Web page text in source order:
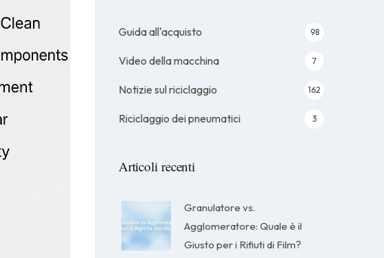
Guida all'acquisto 98
Video della macchina 7
Notizie sul riciclaggio 162
Riciclaggio dei pneumatici 3
Articoli recenti
Granulatore vs.
Agglomeratore: Quale è il
Giusto per i Rifiuti di Film?